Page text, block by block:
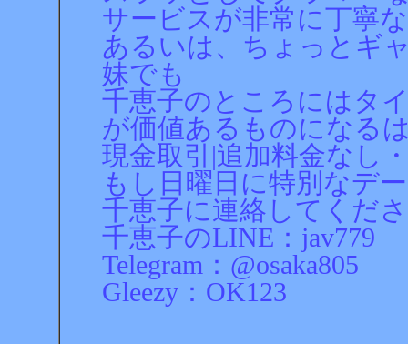
サービスが非常に丁寧
あるいは、ちょっとギ
妹でも
千恵子のところにはタ
が価値あるものになる
現金取引|追加料金なし
もし日曜日に特別なデ
千恵子に連絡してくだ
千恵子のLINE：jav779
Telegram：@osaka805
Gleezy：OK123